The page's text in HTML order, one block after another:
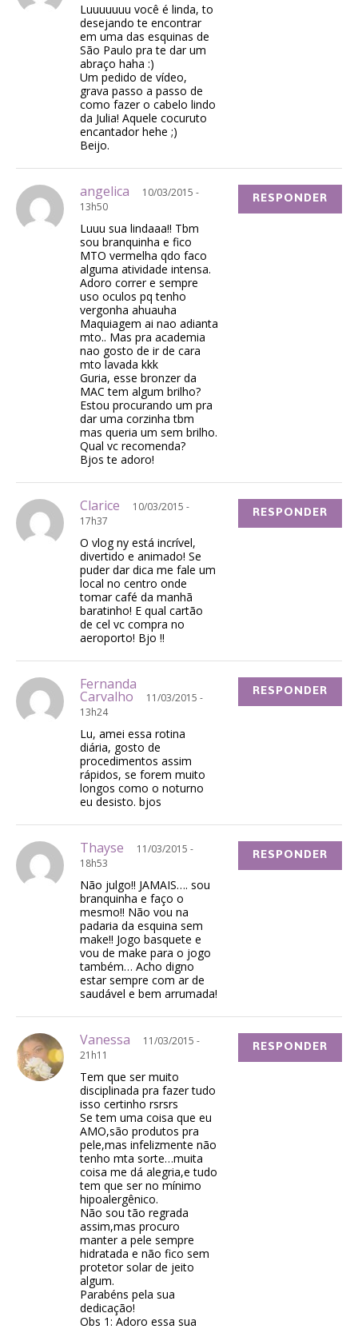
Luuuuuuu você é linda, to
desejando te encontrar
em uma das esquinas de
São Paulo pra te dar um
abraço haha :)
Um pedido de vídeo,
grava passo a passo de
como fazer o cabelo lindo
da Julia! Aquele cocuruto
encantador hehe ;)
Beijo.
angelica
10/03/2015 -
13h50
Luuu sua lindaaa!! Tbm
sou branquinha e fico
MTO vermelha qdo faco
alguma atividade intensa.
Adoro correr e sempre
uso oculos pq tenho
vergonha ahuauha
Maquiagem ai nao adianta
mto.. Mas pra academia
nao gosto de ir de cara
mto lavada kkk
Guria, esse bronzer da
MAC tem algum brilho?
Estou procurando um pra
dar uma corzinha tbm
mas queria um sem brilho.
Qual vc recomenda?
Bjos te adoro!
RESPONDER
Clarice
10/03/2015 -
17h37
O vlog ny está incrível,
divertido e animado! Se
puder dar dica me fale um
local no centro onde
tomar café da manhã
baratinho! E qual cartão
de cel vc compra no
aeroporto! Bjo !!
RESPONDER
Fernanda
Carvalho
11/03/2015 -
13h24
Lu, amei essa rotina
diária, gosto de
procedimentos assim
rápidos, se forem muito
longos como o noturno
eu desisto. bjos
RESPONDER
Thayse
11/03/2015 -
18h53
Não julgo!! JAMAIS…. sou
branquinha e faço o
mesmo!! Não vou na
padaria da esquina sem
make!! Jogo basquete e
vou de make para o jogo
também… Acho digno
estar sempre com ar de
saudável e bem arrumada!
RESPONDER
Vanessa
11/03/2015 -
21h11
Tem que ser muito
disciplinada pra fazer tudo
isso certinho rsrsrs
Se tem uma coisa que eu
AMO,são produtos pra
pele,mas infelizmente não
tenho mta sorte…muita
coisa me dá alegria,e tudo
tem que ser no mínimo
hipoalergênico.
Não sou tão regrada
assim,mas procuro
manter a pele sempre
hidratada e não fico sem
protetor solar de jeito
algum.
Parabéns pela sua
dedicação!
Obs 1: Adoro essa sua
RESPONDER